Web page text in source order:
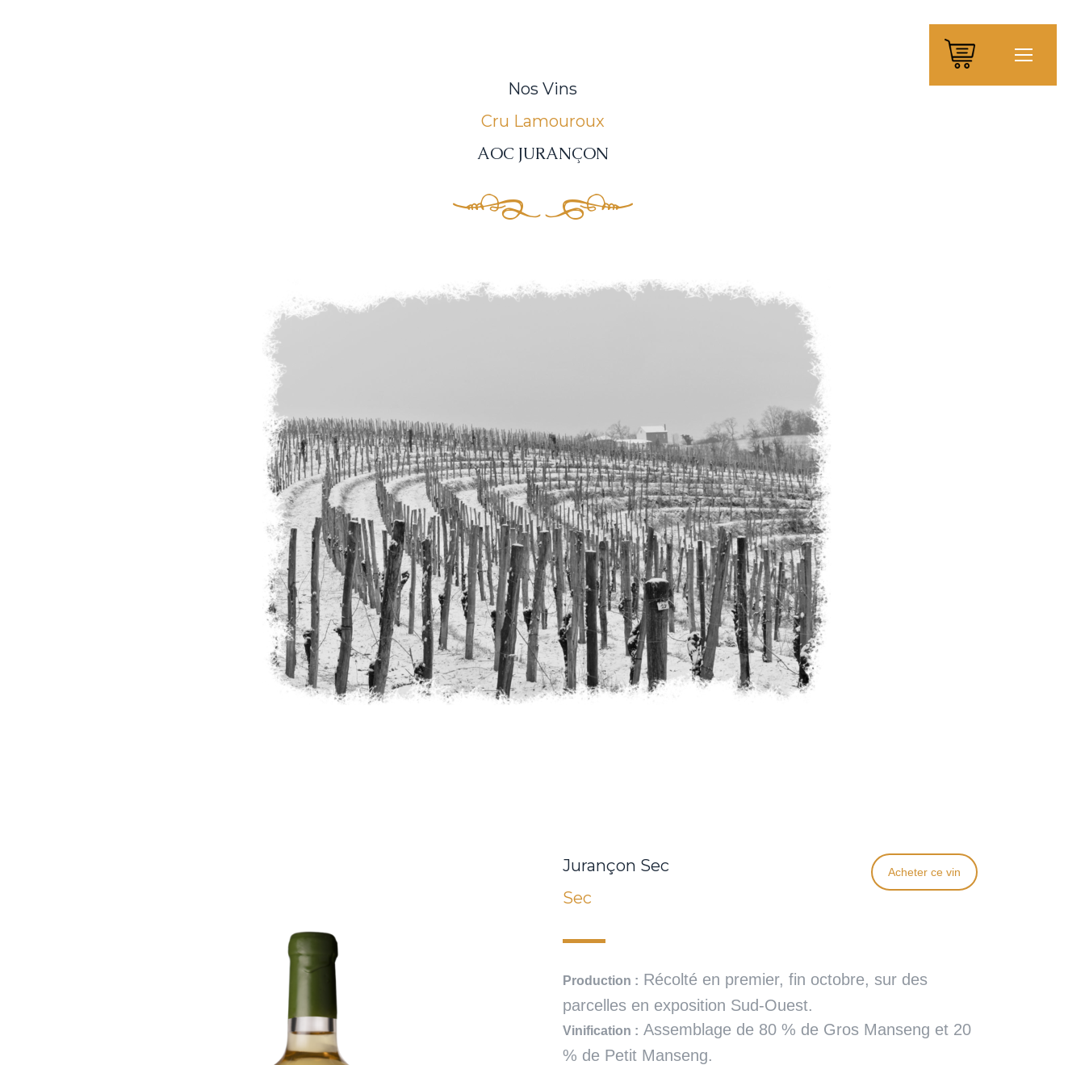
Nos Vins
Cru Lamouroux
AOC JURANÇON
Jurançon Sec
Sec
Acheter ce vin
Production : Récolté en premier, fin octobre, sur des
parcelles en exposition Sud-Ouest.
Vinification : Assemblage de 80 % de Gros Manseng et 20
% de Petit Manseng.